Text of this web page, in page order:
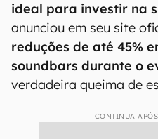
ideal para investir na
anunciou em seu site
reduções de até 45%
soundbars durante o
verdadeira queima de
CONTINUA